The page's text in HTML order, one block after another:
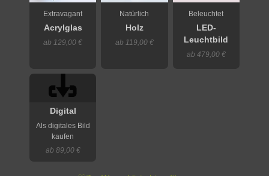
Extravagant
Acrylglas
ab 129,00 €
Natürlich
Holz
ab 119,00 €
Beleuchtet
LED-
Leuchtbild
ab 479,00 €
Digital
Als digitales Bild
kaufen
ab 89,00 €